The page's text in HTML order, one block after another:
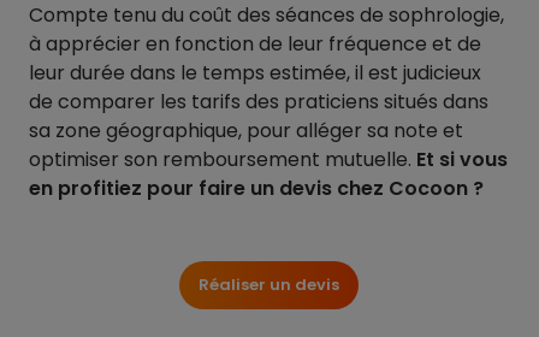
Compte tenu du coût des séances de sophrologie,
à apprécier en fonction de leur fréquence et de
leur durée dans le temps estimée, il est judicieux
de comparer les tarifs des praticiens situés dans
sa zone géographique, pour alléger sa note et
optimiser son remboursement mutuelle. Et si vous
en profitiez pour faire un devis chez Cocoon ?
Réaliser un devis